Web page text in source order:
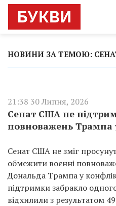
НОВИНИ ЗА ТЕМОЮ:
21:38 30 Липня, 2026
Сенат США не
повноважень Трампа
Сенат США не зміг
обмежити воєнні
Дональда Трампа у
підтримки забракло
відхилили з результатом